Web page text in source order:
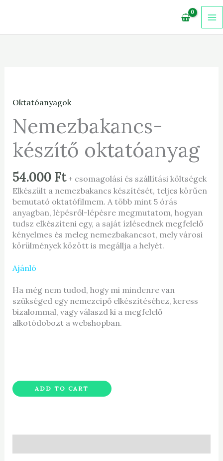
Oktatóanyagok
Nemezbakancs-
készítő oktatóanyag
54.000 Ft + csomagolási és szállítási költségek
Elkészült a nemezbakancs készítését, teljes körűen
bemutató oktatófilmem. A több mint 5 órás
anyagban, lépésről-lépésre megmutatom, hogyan
tudsz elkészíteni egy, a saját ízlésednek megfelelő
kényelmes és meleg nemezbakancsot, mely városi
körülmények között is megállja a helyét.
Ajánló
Ha még nem tudod, hogy mi mindenre van
szükséged egy nemezcipő elkészítéséhez, keress
bizalommal, vagy válaszd ki a megfelelő
alkotódobozt a webshopban.
ADD TO CART